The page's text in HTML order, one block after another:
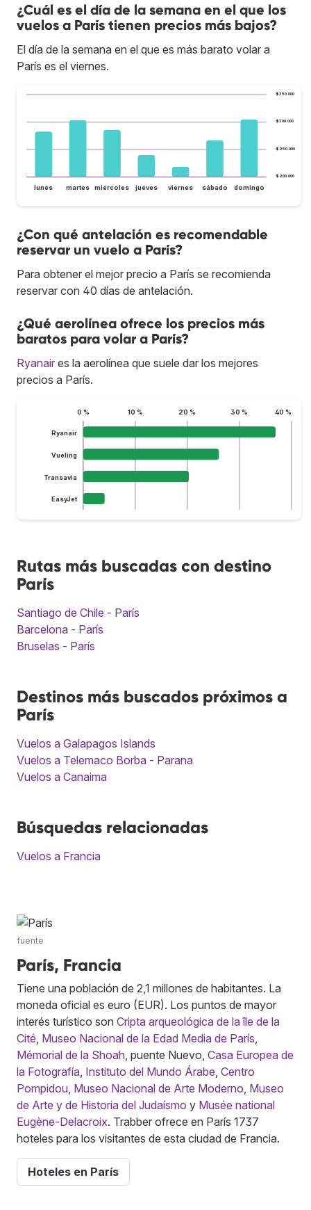
¿Cuál es el día de la semana en el que los
vuelos a París tienen precios más bajos?
El día de la semana en el que es más barato volar a
París es el viernes.
$200.000
$250.000
$300.000
$350.000
lunes martes miércoles jueves viernes sábado domingo
¿Con qué antelación es recomendable
reservar un vuelo a París?
Para obtener el mejor precio a París se recomienda
reservar con 40 días de antelación.
¿Qué aerolínea ofrece los precios más
baratos para volar a París?
Ryanair es la aerolínea que suele dar los mejores
precios a París.
0 % 10 % 20 % 30 % 40 %
Ryanair
Vueling
Transavia
EasyJet
Rutas más buscadas con destino
París
Santiago de Chile - París
Barcelona - París
Bruselas - París
Destinos más buscados próximos a
París
Vuelos a Galapagos Islands
Vuelos a Telemaco Borba - Parana
Vuelos a Canaima
Búsquedas relacionadas
Vuelos a Francia
fuente
París, Francia
Tiene una población de 2,1 millones de habitantes. La
moneda oficial es euro (EUR). Los puntos de mayor
interés turístico son Cripta arqueológica de la île de la
Cité Museo Nacional de la Edad Media de París
Mémorial de la Shoah , puente Nuevo, Casa Europea de
la Fotografía Instituto del Mundo Árabe Centro
Pompidou Museo Nacional de Arte Moderno Museo
de Arte y de Historia del Judaísmo y Musée national
Eugène-Delacroix. Trabber ofrece en París 1737
hoteles para los visitantes de esta ciudad de Francia.
Hoteles en París